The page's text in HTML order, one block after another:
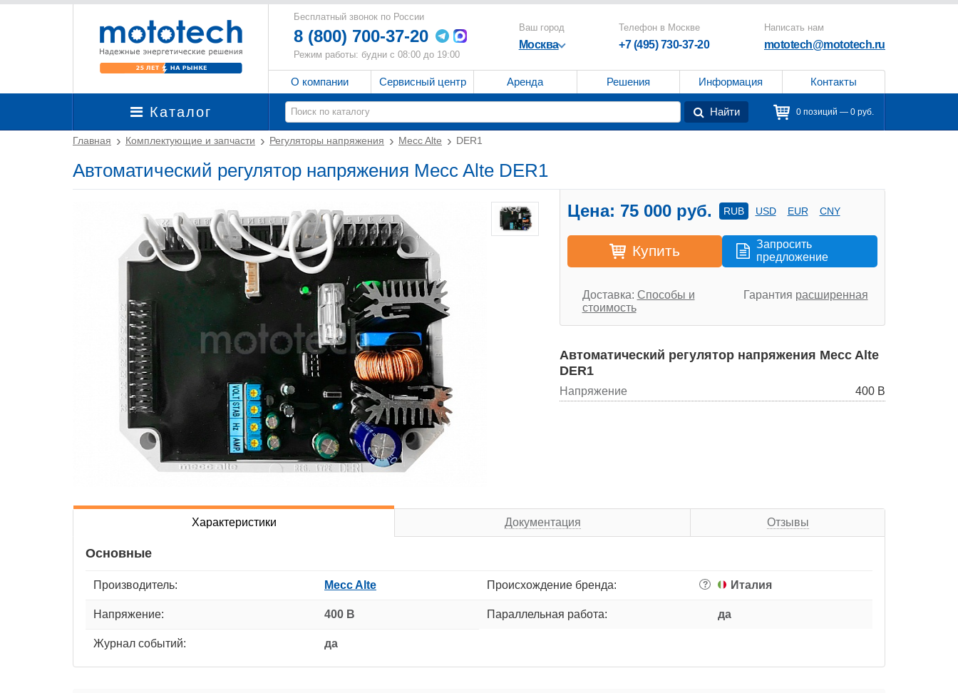
Бесплатный звонок по России
8 (800) 700-37-20
Режим работы: будни с 08:00 до 19:00
Ваш город
Москва
Телефон в Москве
+7 (495) 730-37-20
Написать нам
mototech@mototech.ru
О компании Сервисный центр Аренда Решения Информация Контакты
Каталог Найти 0 позиций — 0 руб.
Главная Комплектующие и запчасти Регуляторы напряжения Mecc Alte DER1
Автоматический регулятор напряжения Mecc Alte DER1
Цена: 75 000 руб. RUB USD EUR CNY
Купить
Запросить
предложение
Доставка: Способы и
стоимость
Гарантия расширенная
Автоматический регулятор напряжения Mecc Alte
DER1
Напряжение 400 В
Характеристики Документация Отзывы
Основные
Производитель: Mecc Alte Происхождение бренда: ? Италия
Напряжение: 400 В Параллельная работа: да
Журнал событий: да